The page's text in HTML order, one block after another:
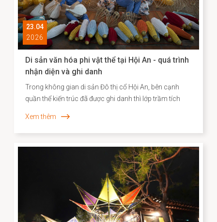
23.04
2026
Di sản văn hóa phi vật thể tại Hội An - quá trình
nhận diện và ghi danh
Trong không gian di sản Đô thị cổ Hội An, bên cạnh
quần thể kiến trúc đã được ghi danh thì lớp trầm tích
và năng lực sáng tạo của cộng đồng cư dân địa
phương. Những năm gần đây, công tác kiểm kê, nhận
diện và xây dựng hồ sơ khoa học đối với các Di sản văn
hóa phi vật thể đã được triển khai một cách hệ thống,
góp phần định hình cơ sở dữ liệu quan trọng cho chiến
lược bảo tồn và phát huy giá trị di sản trong bối cảnh
Xem thêm